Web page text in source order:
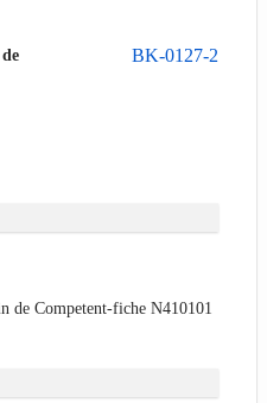
BK-0127-2
de Competent-fiche N410101